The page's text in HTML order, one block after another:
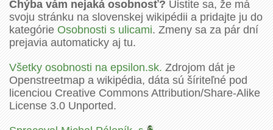
Chýba vám nejaká osobnosť?Uistite sa, že má
svoju stránku na slovenskej wikipédii a pridajte ju do
kategórieOsobnosti s ulicami. Zmeny sa za pár dní
prejavia automaticky aj tu.
Všetky osobnosti na epsilon.sk.Zdrojom dát je
Openstreetmap a wikipédia, dáta sú šíriteľné pod
licenciou Creative Commons Attribution/Share-Alike
License 3.0 Unported.